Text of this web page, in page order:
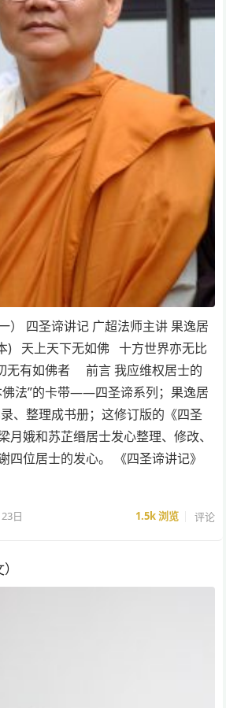
） 四圣谛讲记 广超法师主讲 果逸居
) 天上天下无如佛 十方世界亦无比
无有如佛者 前言 我应维权居士的
佛法”的卡带——四圣谛系列；果逸居
、整理成书册；这修订版的《四圣
月娥和苏芷缗居士发心整理、修改、
四位居士的发心。 《四圣谛讲记》
日 1.5k浏览 评论